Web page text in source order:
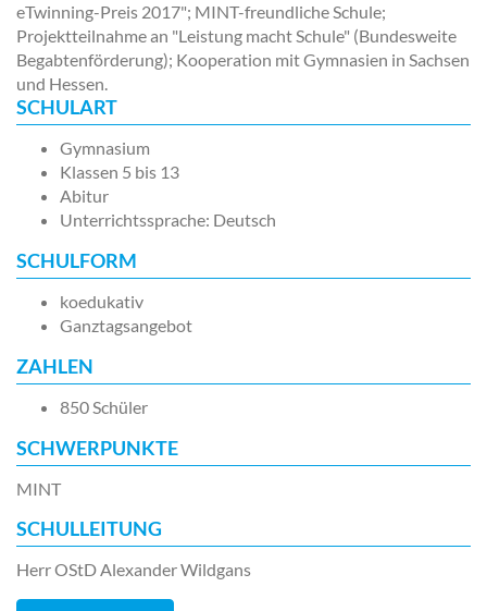
eTwinning-Preis 2017"; MINT-freundliche Schule;
Projektteilnahme an "Leistung macht Schule" (Bundesweite
Begabtenförderung); Kooperation mit Gymnasien in Sachsen
und Hessen.
SCHULART
Gymnasium
Klassen 5 bis 13
Abitur
Unterrichtssprache: Deutsch
SCHULFORM
koedukativ
Ganztagsangebot
ZAHLEN
850 Schüler
SCHWERPUNKTE
MINT
SCHULLEITUNG
Herr OStD Alexander Wildgans